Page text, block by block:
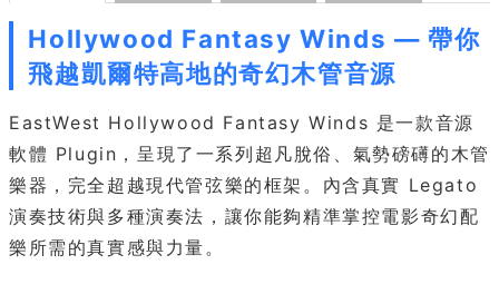
Hollywood Fantasy Winds — 帶你
飛越凱爾特高地的奇幻木管音源
EastWest Hollywood Fantasy Winds 是一款音源
軟體 Plugin，呈現了一系列超凡脫俗、氣勢磅礡的木管
樂器，完全超越現代管弦樂的框架。內含真實 Legato
演奏技術與多種演奏法，讓你能夠精準掌控電影奇幻配
樂所需的真實感與力量。